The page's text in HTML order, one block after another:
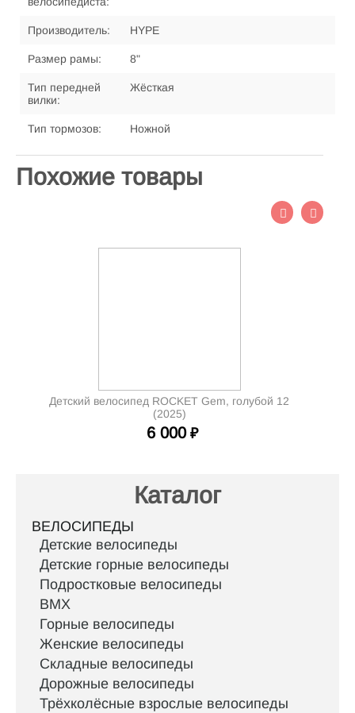
Производитель: HYPE
Размер рамы: 8"
Тип передней
вилки:
Жёсткая
Тип тормозов: Ножной
Похожие товары
Детский велосипед ROCKET Gem, голубой 12
(2025)
6 000 ₽
Каталог
ВЕЛОСИПЕДЫ
Детские велосипеды
Детские горные велосипеды
Подростковые велосипеды
BMX
Горные велосипеды
Женские велосипеды
Складные велосипеды
Дорожные велосипеды
Трёхколёсные взрослые велосипеды